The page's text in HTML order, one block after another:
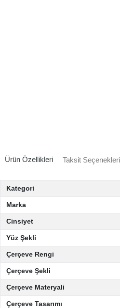
Ürün Özellikleri Taksit Seçenekleri
Kategori
Marka
Cinsiyet
Yüz Şekli
Çerçeve Rengi
Çerçeve Şekli
Çerçeve Materyali
Çerçeve Tasarımı